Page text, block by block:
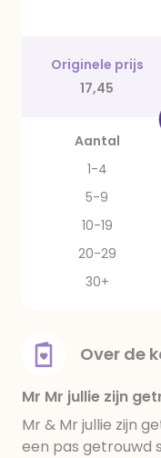
Originele prijs
17,45
Aantal
1-4
5-9
10-19
20-29
30+
Over de
Mr Mr jullie zijn
Mr & Mr jullie zijn
een pas getrouwd